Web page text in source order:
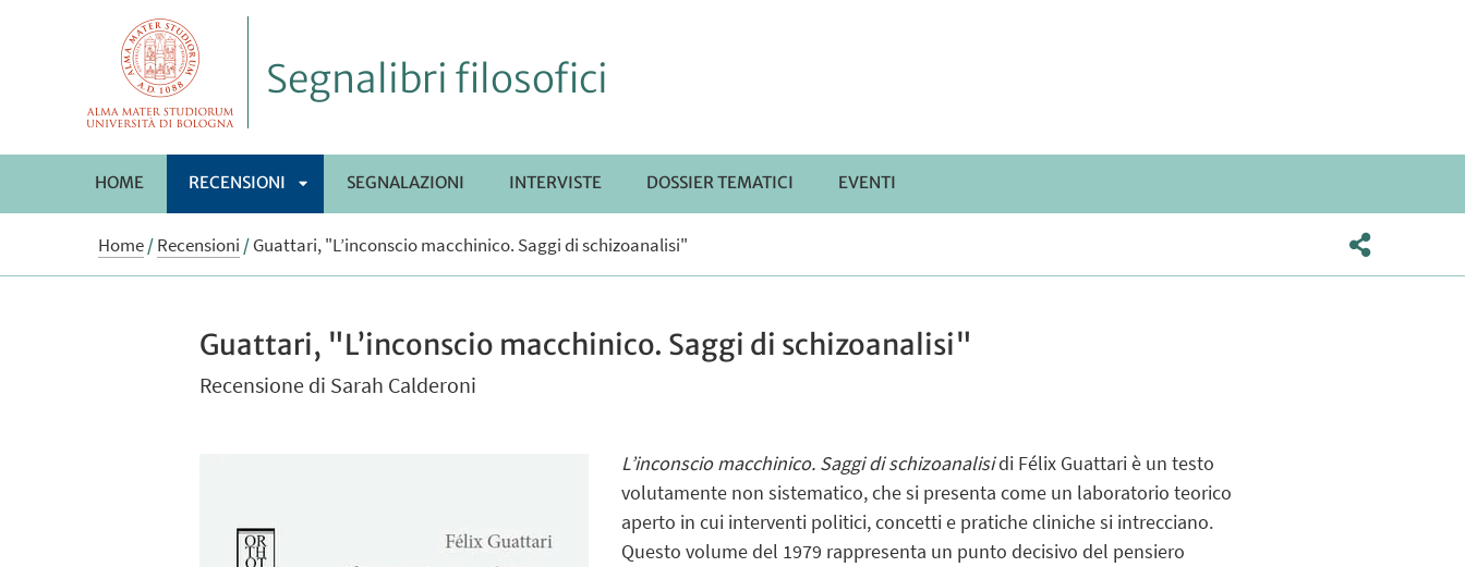
Segnalibri filosofici
HOME RECENSIONI
APRI
SEGNALAZIONI INTERVISTE DOSSIER TEMATICI EVENTI
Home/Recensioni /Guattari, "L’inconscio macchinico. Saggi di schizoanalisi"
Guattari, "L’inconscio macchinico. Saggi di schizoanalisi"
Recensione di Sarah Calderoni
L’inconscio macchinico. Saggi di schizoanalisidi Félix Guattari è un testo
volutamente non sistematico, che si presenta come un laboratorio teorico
aperto in cui interventi politici, concetti e pratiche cliniche si intrecciano.
Questo volume del 1979 rappresenta un punto decisivo del pensiero